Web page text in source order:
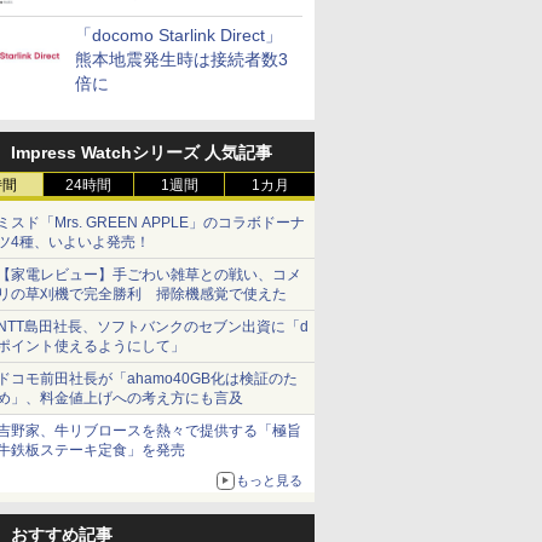
「docomo Starlink Direct」
熊本地震発生時は接続者数3
倍に
Impress Watchシリーズ 人気記事
24時間 1週間 1カ月
スド「Mrs. GREEN APPLE」のコラボドーナ
4種、いよいよ発売！
家電レビュー】手ごわい雑草との戦い、コメ
の草刈機で完全勝利 掃除機感覚で使えた
島田社長、ソフトバンクのセブン出資に「d
イント使えるようにして」
コモ前田社長が「ahamo40GB化は検証のた
」、料金値上げへの考え方にも言及
野家、牛リブロースを熱々で提供する「極旨
鉄板ステーキ定食」を発売
もっと見る
おすすめ記事